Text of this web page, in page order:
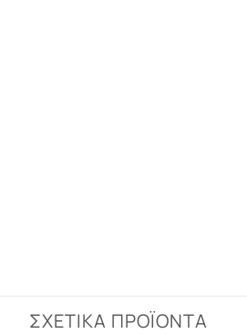
ΣΧΕΤΙΚΆ ΠΡΟΪΌΝΤΑ